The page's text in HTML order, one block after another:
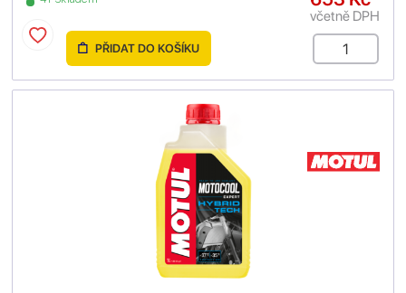
včetně DPH
PŘIDAT DO KOŠÍKU